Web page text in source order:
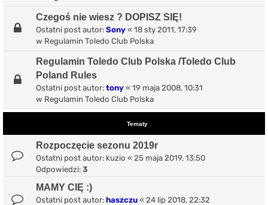
Czegoś nie wiesz ? DOPISZ SIĘ!
Ostatni post autor: Sony « 18 sty 2011, 17:39
w Regulamin Toledo Club Polska
Regulamin Toledo Club Polska /Toledo Club
Poland Rules
Ostatni post autor: tony « 19 maja 2008, 10:31
w Regulamin Toledo Club Polska
Tematy
Rozpoczęcie sezonu 2019r
Ostatni post autor: kuzio « 25 maja 2019, 13:50
Odpowiedzi: 3
MAMY CIĘ :)
Ostatni post autor: haszczu « 24 lip 2018, 22:32